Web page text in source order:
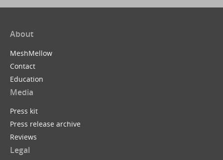
About
MeshMellow
Contact
Education
Media
Press kit
Press release archive
Reviews
Legal